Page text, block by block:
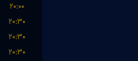
۲۰:۰۰
۲۰:۳۰
۲۰:۳۰
۲۰:۳۰